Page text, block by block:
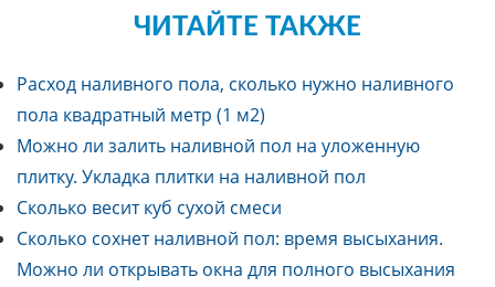
ЧИТАЙТЕ ТАКЖЕ
Расход наливного пола, сколько нужно наливного
пола квадратный метр (1 м2)
Можно ли залить наливной пол на уложенную
плитку. Укладка плитки на наливной пол
Сколько весит куб сухой смеси
Сколько сохнет наливной пол: время высыхания.
Можно ли открывать окна для полного высыхания